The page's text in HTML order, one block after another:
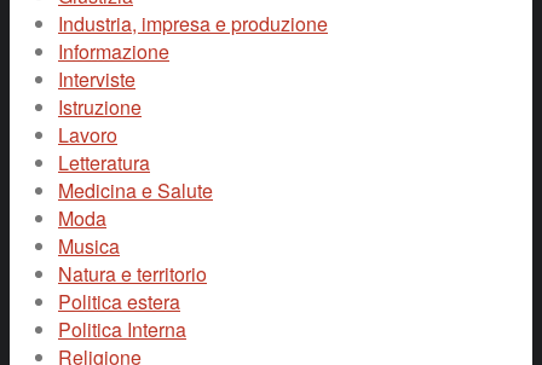
Industria, impresa e produzione
Informazione
Interviste
Istruzione
Lavoro
Letteratura
Medicina e Salute
Moda
Musica
Natura e territorio
Politica estera
Politica Interna
Religione